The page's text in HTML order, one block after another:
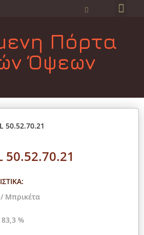
Πόρτα
Όψεων
50.52.70.21
Μπρικέτα
%